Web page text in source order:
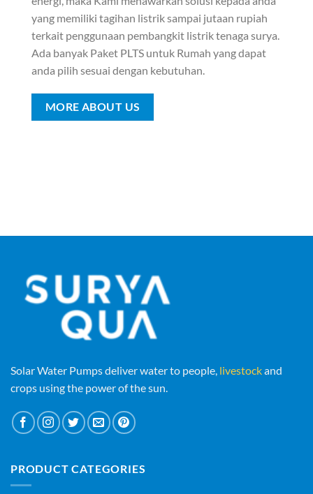
yang memiliki tagihan listrik sampai jutaan rupiah
terkait penggunaan pembangkit listrik tenaga surya.
Ada banyak Paket PLTS untuk Rumah yang dapat
anda pilih sesuai dengan kebutuhan.
MORE ABOUT US
Solar Water Pumps deliver water to people, livestockand
crops using the power of the sun.
PRODUCT CATEGORIES